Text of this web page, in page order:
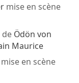
mise en scène
Ödön von
Maurice
en scène